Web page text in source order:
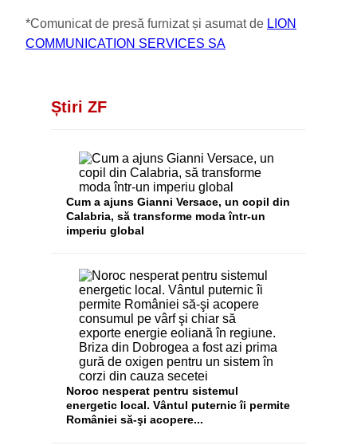
*Comunicat de presă furnizat și asumat de LION
COMMUNICATION SERVICES SA
Știri ZF
Cum a ajuns Gianni Versace, un copil din
Calabria, să transforme moda într-un
imperiu global
Noroc nesperat pentru sistemul
energetic local. Vântul puternic îi permite
României să-şi acopere...